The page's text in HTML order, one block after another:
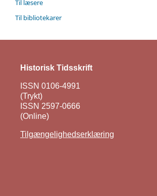
Til læsere
Til bibliotekarer
Historisk Tidsskrift
ISSN 0106-4991
(Trykt)
ISSN 2597-0666
(Online)
Tilgængelighedserklæring